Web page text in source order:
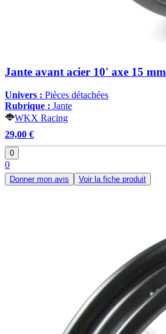
Jante avant acier 10' axe 15 mm
Univers : Pièces détachées
Rubrique : Jante
WKX Racing
29,00 €
0
0
Donner mon avis Voir la fiche produit